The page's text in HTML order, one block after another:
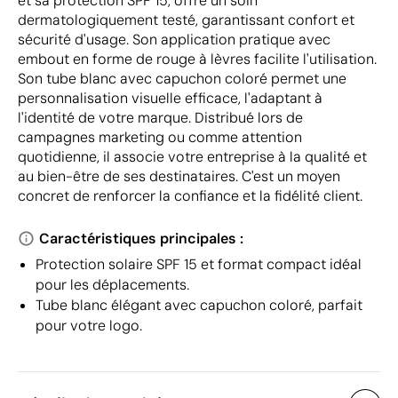
dermatologiquement testé, garantissant confort et
sécurité d'usage. Son application pratique avec
embout en forme de rouge à lèvres facilite l'utilisation.
Son tube blanc avec capuchon coloré permet une
personnalisation visuelle efficace, l'adaptant à
l'identité de votre marque. Distribué lors de
campagnes marketing ou comme attention
quotidienne, il associe votre entreprise à la qualité et
au bien-être de ses destinataires. C'est un moyen
concret de renforcer la confiance et la fidélité client.
Caractéristiques principales :
Protection solaire SPF 15 et format compact idéal
pour les déplacements.
Tube blanc élégant avec capuchon coloré, parfait
pour votre logo.